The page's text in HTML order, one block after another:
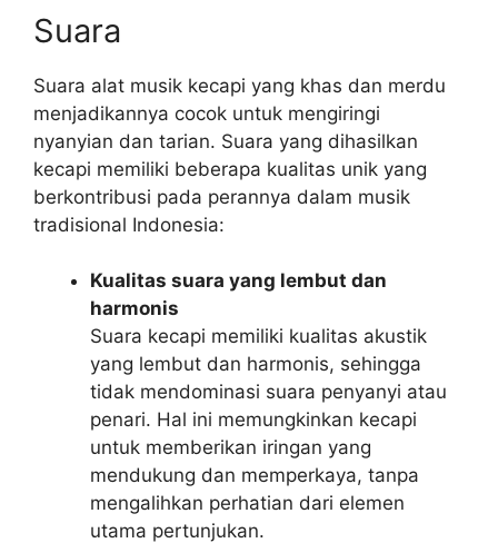
Suara
Suara alat musik kecapi yang khas dan merdu
menjadikannya cocok untuk mengiringi
nyanyian dan tarian. Suara yang dihasilkan
kecapi memiliki beberapa kualitas unik yang
berkontribusi pada perannya dalam musik
tradisional Indonesia:
Kualitas suara yang lembut dan
harmonis
Suara kecapi memiliki kualitas akustik
yang lembut dan harmonis, sehingga
tidak mendominasi suara penyanyi atau
penari. Hal ini memungkinkan kecapi
untuk memberikan iringan yang
mendukung dan memperkaya, tanpa
mengalihkan perhatian dari elemen
utama pertunjukan.